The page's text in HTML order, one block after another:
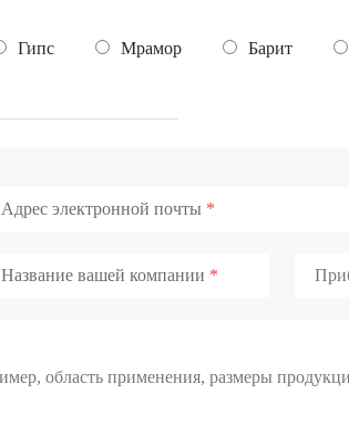
Гипс Мрамор Барит
Адрес электронной почты
Название вашей компании